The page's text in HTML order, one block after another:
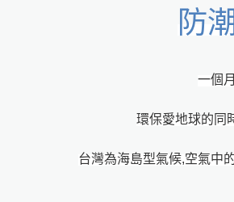
防
一個
環保愛地球的同
台灣為海島型氣候,空氣中